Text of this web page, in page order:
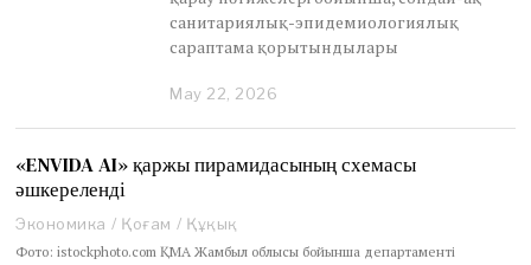
санитариялық-эпидемиологиялық
сараптама қорытындылары
May 22, 2026
«ENVIDA AI» қаржы пирамидасының схемасы
әшкереленді
Экономика / Қоғам / Құқық
Фото: istockphoto.com ҚМА Жамбыл облысы бойынша департаменті